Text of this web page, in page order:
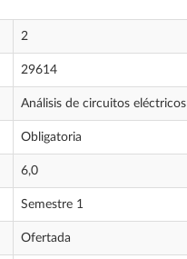
2
29614
Análisis de circuitos eléctricos
Obligatoria
6,0
Semestre 1
Ofertada